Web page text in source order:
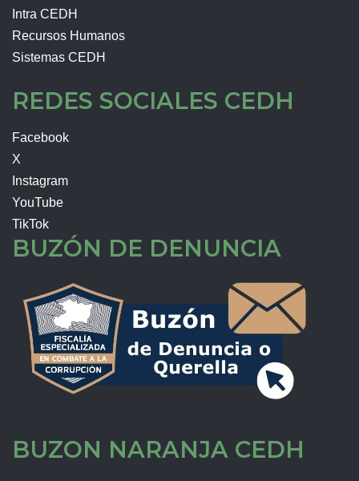
Intra CEDH
Recursos Humanos
Sistemas CEDH
REDES SOCIALES CEDH
Facebook
X
Instagram
YouTube
TikTok
BUZÓN DE DENUNCIA
BUZON NARANJA CEDH